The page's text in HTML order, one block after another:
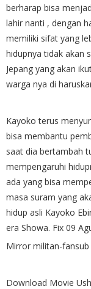
berharap bisa
lahir nanti , dengan
memiliki sifat yang
hidupnya tidak akan
Jepang yang akan
warga nya di
Kayoko terus
bisa membantu
saat dia bertambah
mempengaruhi
ada yang bisa
masa suram yang
hidup asli Kayoko
era Showa. Fix 09
Mirror militan-fansub
Download Movie